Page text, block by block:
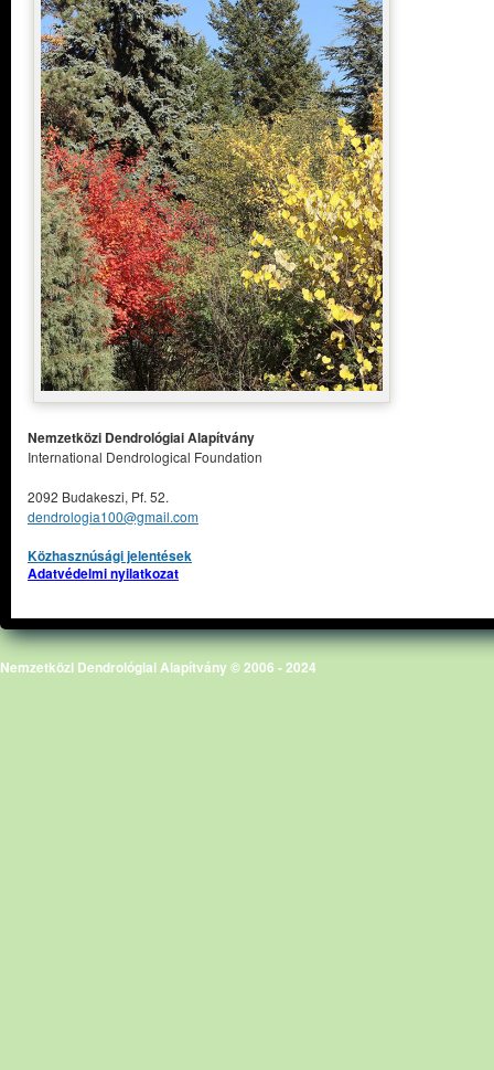
Nemzetközi Dendrológiai Alapítvány
International Dendrological Foundation
2092 Budakeszi, Pf. 52.
dendrologia100@gmail.com
Közhasznúsági jelentések
Adatvédelmi nyilatkozat
Nemzetközi Dendrológiai Alapítvány © 2006 - 2024